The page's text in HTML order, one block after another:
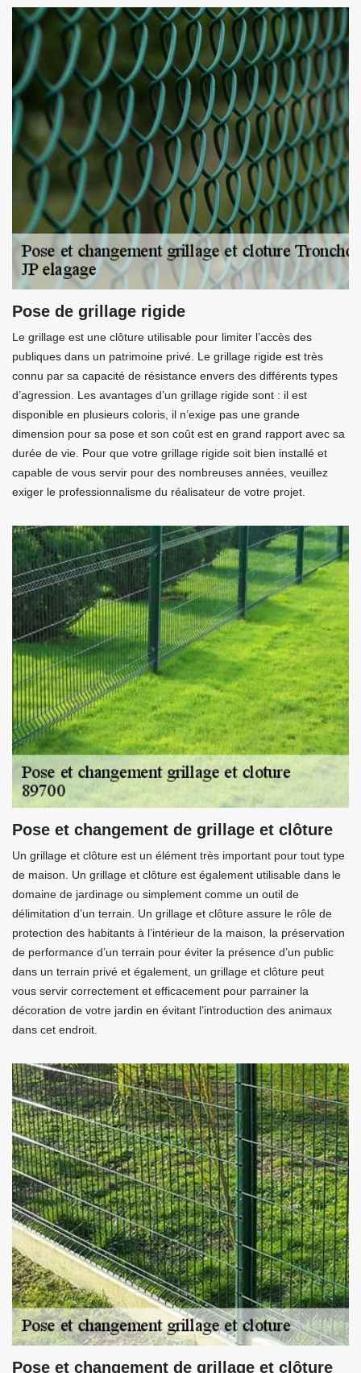
Pose de grillage rigide
Le grillage est une clôture utilisable pour limiter l’accès des
publiques dans un patrimoine privé. Le grillage rigide est très
connu par sa capacité de résistance envers des différents types
d’agression. Les avantages d’un grillage rigide sont : il est
disponible en plusieurs coloris, il n’exige pas une grande
dimension pour sa pose et son coût est en grand rapport avec sa
durée de vie. Pour que votre grillage rigide soit bien installé et
capable de vous servir pour des nombreuses années, veuillez
exiger le professionnalisme du réalisateur de votre projet.
Pose et changement de grillage et clôture
Un grillage et clôture est un élément très important pour tout type
de maison. Un grillage et clôture est également utilisable dans le
domaine de jardinage ou simplement comme un outil de
délimitation d’un terrain. Un grillage et clôture assure le rôle de
protection des habitants à l’intérieur de la maison, la préservation
de performance d’un terrain pour éviter la présence d’un public
dans un terrain privé et également, un grillage et clôture peut
vous servir correctement et efficacement pour parrainer la
décoration de votre jardin en évitant l’introduction des animaux
dans cet endroit.
Pose et changement de grillage et clôture